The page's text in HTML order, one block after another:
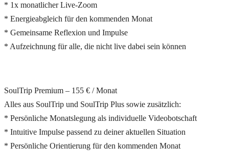
* 1x monatlicher Live-Zoom
* Energieabgleich für den kommenden Monat
* Gemeinsame Reflexion und Impulse
* Aufzeichnung für alle, die nicht live dabei sein können
SoulTrip Premium – 155 € / Monat
Alles aus SoulTrip und SoulTrip Plus sowie zusätzlich:
* Persönliche Monatslegung als individuelle Videobotschaft
* Intuitive Impulse passend zu deiner aktuellen Situation
* Persönliche Orientierung für den kommenden Monat